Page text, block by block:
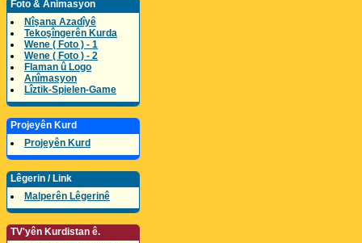
Foto & Animasyon
Nîşana Azadîyê
Tekoşîngerên Kurda
Wene ( Foto ) - 1
Wene ( Foto ) - 2
Flaman û Logo
Anîmasyon
Lîztik-Spielen-Game
Projeyên Kurd
Projeyên Kurd
Lêgerin / Link
Malperên Lêgerinê
TV'yên Kurdistan ê.